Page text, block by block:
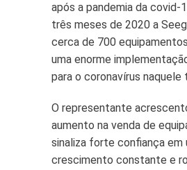
após a pandemia da covid-
três meses de 2020 a
cerca de 700
uma enorme
para o coronavírus naquele
O representante
aumento na venda de
sinaliza forte confiança em
crescimento constante e